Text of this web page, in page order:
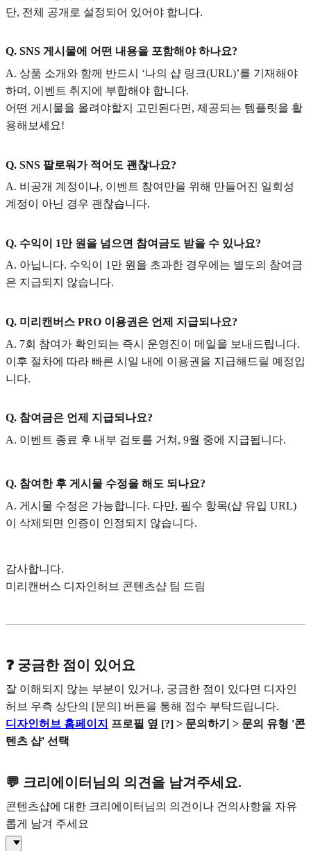
단, 전체 공개로 설정되어 있어야 합니다.
Q. SNS 게시물에 어떤 내용을 포함해야 하나요?
A. 상품 소개와 함께 반드시 ‘나의 샵 링크(URL)’를 기재해야
하며, 이벤트 취지에 부합해야 합니다.
어떤 게시물을 올려야할지 고민된다면, 제공되는 템플릿을 활
용해보세요!
Q. SNS 팔로워가 적어도 괜찮나요?
A. 비공개 계정이나, 이벤트 참여만을 위해 만들어진 일회성
계정이 아닌 경우 괜찮습니다.
Q. 수익이 1만 원을 넘으면 참여금도 받을 수 있나요?
A. 아닙니다. 수익이 1만 원을 초과한 경우에는 별도의 참여금
은 지급되지 않습니다.
Q. 미리캔버스 PRO 이용권은 언제 지급되나요?
A. 7회 참여가 확인되는 즉시 운영진이 메일을 보내드립니다.
이후 절차에 따라 빠른 시일 내에 이용권을 지급해드릴 예정입
니다.
Q. 참여금은 언제 지급되나요?
A. 이벤트 종료 후 내부 검토를 거쳐, 9월 중에 지급됩니다.
Q. 참여한 후 게시물 수정을 해도 되나요?
A. 게시물 수정은 가능합니다. 다만, 필수 항목(샵 유입 URL)
이 삭제되면 인증이 인정되지 않습니다.
감사합니다.
미리캔버스 디자인허브 콘텐츠샵 팀 드림
❓ 궁금한 점이 있어요
잘 이해되지 않는 부분이 있거나, 궁금한 점이 있다면 디자인
허브 우측 상단의 [문의] 버튼을 통해 접수 부탁드립니다.
디자인허브 홈페이지 프로필 옆 [?] > 문의하기 > 문의 유형 '콘
텐츠 샵' 선택
💬 크리에이터님의 의견을 남겨주세요.
콘텐츠샵에 대한 크리에이터님의 의견이나 건의사항을 자유
롭게 남겨 주세요